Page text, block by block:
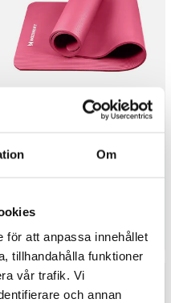
Om
för att anpassa innehållet
tillhandahålla funktioner
vår trafik. Vi
och annan
Wozinsky Yogamatta 181 x